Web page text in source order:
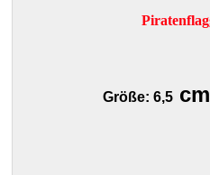
Größe: 6,5cm